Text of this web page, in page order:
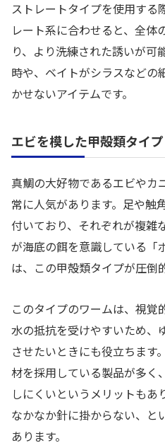
ストレートタイプを使用する
レート系に合わせると、全体
り、より洗練された誘いが可
時や、ベイトがシラスなどの
かせないアイテムです。
エビを模した甲殻類タイプ
真鯛の大好物であるエビやカ
常に人気があります。足や触
付いており、それぞれが複雑
が海底の餌を意識している「
は、この甲殻類タイプが圧倒
このタイプのワームは、視覚
水の抵抗を受けやすいため、
させたいときにも役立ちます
材を採用している製品が多く
しにくいというメリットもあ
なかなか針に掛からない、と
あります。